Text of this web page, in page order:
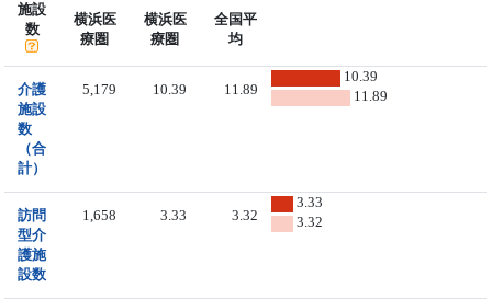
施設
数
横浜医
療圏
横浜医
療圏
全国平
均
介護
施設
数
（合
計）
5,179 10.39 11.89
10.39
11.89
訪問
型介
護施
設数
1,658 3.33 3.32
3.33
3.32